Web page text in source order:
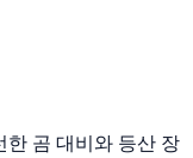
곰 대비와 등산 장